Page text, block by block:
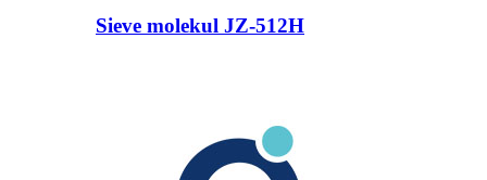
Sieve molekul JZ-512H